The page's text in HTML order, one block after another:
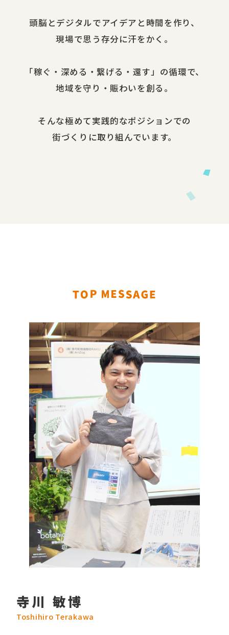
頭脳と​デジタルで​アイデアと​時間を​作り、​
現場で​思う​存分に​汗を​かく。
​「稼ぐ・​深める​・繋げる・還す」の​循環で、​
地域を​守り・​賑わいを​創る。
​そんな​極めて​実践的な​ポジションでの​
街づくりに​取り組んでいます。​
寺川 敏博
Toshihiro Terakawa